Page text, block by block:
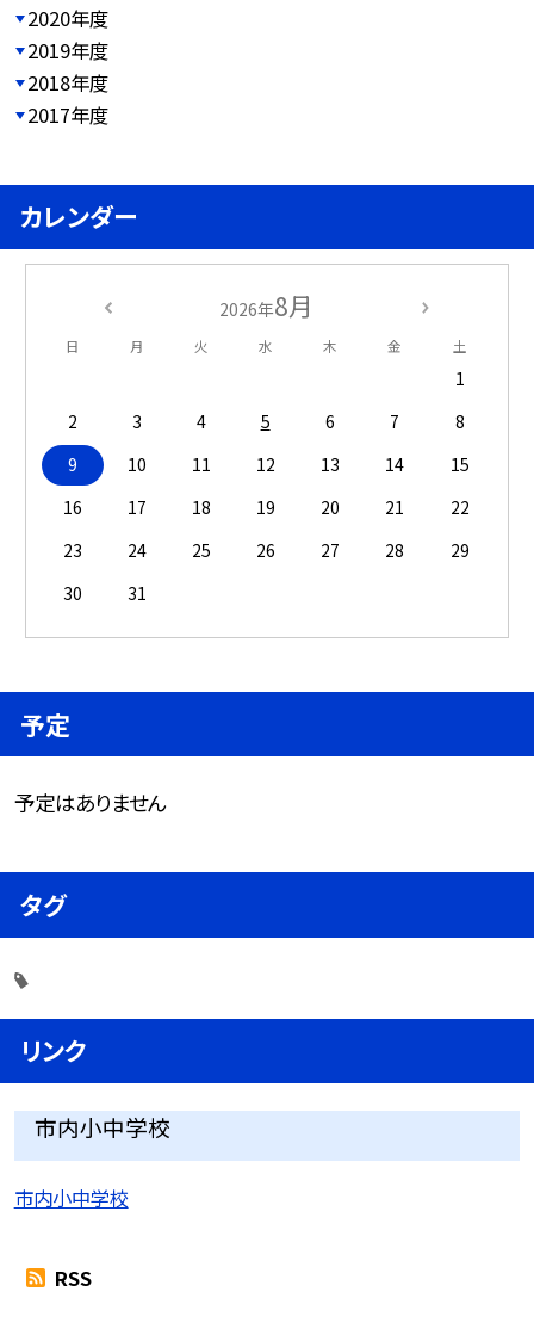
2020年度
2019年度
2018年度
2017年度
カレンダー
2026年8月
日 月 火 水 木 金 土
1
2
3 4 5 6 7
8
9
10 11 12 13 14
15
16
17 18 19 20 21
22
23
24 25 26 27 28
29
30
31
予定
予定はありません
タグ
リンク
市内小中学校
市内小中学校
RSS